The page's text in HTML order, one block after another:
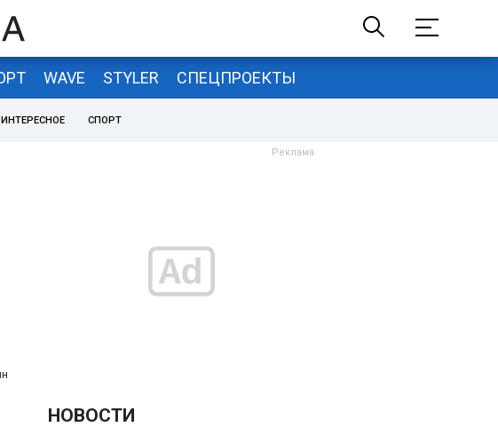
WAVE STYLER СПЕЦПРОЕКТЫ
ИНТЕРЕСНОЕ СПОРТ
НОВОСТИ